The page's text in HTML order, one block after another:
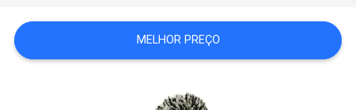
PRIVACY
MELHOR PREÇO